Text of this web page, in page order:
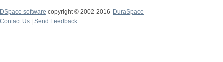
DSpace software copyright © 2002-2016
DuraSpace
Contact Us
Send Feedback